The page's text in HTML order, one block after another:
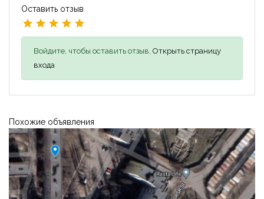
Оставить отзыв
Войдите, чтобы оставить отзыв, Открыть страницу
входа
Похожие объявления